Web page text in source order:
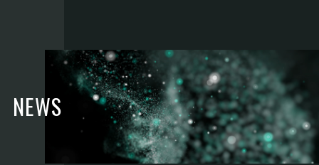
NEWS